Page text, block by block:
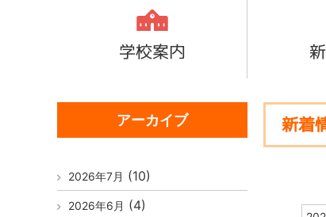
学校案内
新着
アーカイブ
2026年7月 (10)
2026年6月 (4)